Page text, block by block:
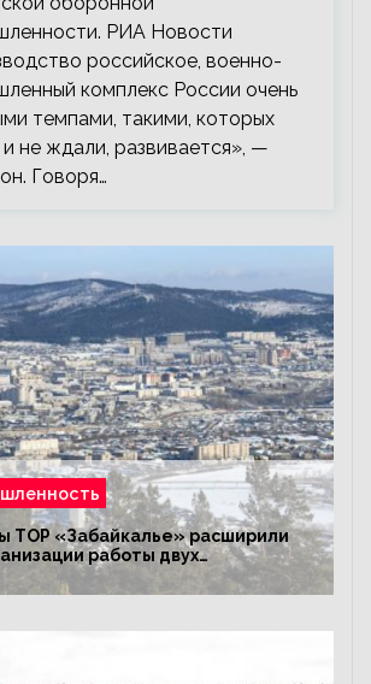
РИА Новости
российское, военно-
комплекс России очень
темпами, такими, которых
не ждали, развивается», —
Говоря…
ТОР «Забайкалье» расширили
работы двух
предприятий